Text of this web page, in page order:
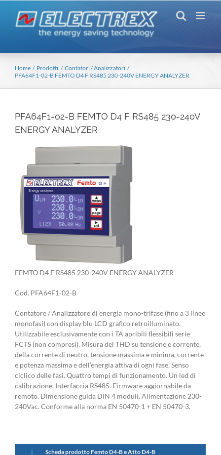
contenuto
Home Prodotti
Contatori / Analizzatori
PFA64F1-02-B FEMTO D4 F RS485 230-240V ENERGY ANALYZER
PFA64F1-02-B FEMTO D4 F RS485 230-240V
ENERGY ANALYZER
FEMTO D4 F RS485 230-240V ENERGY ANALYZER
Cod. PFA64F1-02-B
Contatore / Analizzatore di energia mono-trifase (fino a 3 linee
monofasi) con display blu LCD grafico retroilluminato.
Utilizzabile esclusivamente con i TA apribili flessibili serie
FCTS (non compresi). Misura del THD su tensione e corrente,
della corrente di neutro, tensione massima e minima, corrente
e potenza massima e dell’energia attiva di ogni fase. Senso
ciclico delle fasi. Quattro tempi di funzionamento. Un led di
calibrazione. Interfaccia RS485. Firmware aggiornabile da
remoto. Dimensione guida DIN 4 moduli. Alimentazione 230-
240Vac. Conforme alla norma EN 50470-1 + EN 50470-3.
Scheda prodotto Femto D4-B e Atto D4-B